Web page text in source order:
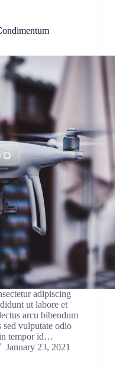
adipiscing
ut labore et
arcu bibendum
sed vulputate odio
tempor id…
January 23, 2021